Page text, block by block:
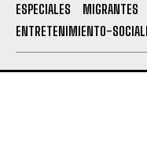
ESPECIALES MIGRANTES
ENTRETENIMIENTO-